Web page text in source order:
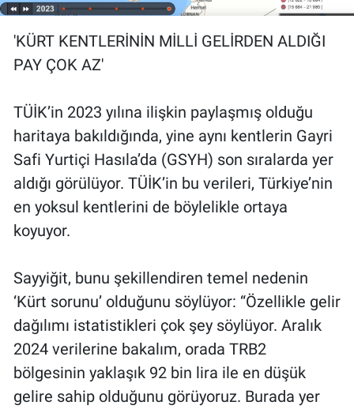
'KÜRT KENTLERİNİN MİLLİ GELİRDEN ALDIĞI
PAY ÇOK AZ'
TÜİK’in 2023 yılına ilişkin paylaşmış olduğu
haritaya bakıldığında, yine aynı kentlerin Gayri
Safi Yurtiçi Hasıla’da (GSYH) son sıralarda yer
aldığı görülüyor. TÜİK’in bu verileri, Türkiye’nin
en yoksul kentlerini de böylelikle ortaya
koyuyor.
Sayyiğit, bunu şekillendiren temel nedenin
‘Kürt sorunu’ olduğunu söylüyor: “Özellikle gelir
dağılımı istatistikleri çok şey söylüyor. Aralık
2024 verilerine bakalım, orada TRB2
bölgesinin yaklaşık 92 bin lira ile en düşük
gelire sahip olduğunu görüyoruz. Burada yer